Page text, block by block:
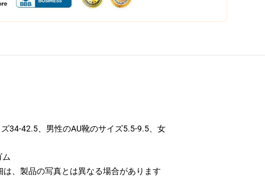
34-42.5、男性のAU靴のサイズ5.5-9.5、女
ム
、製品の写真とは異なる場合があります